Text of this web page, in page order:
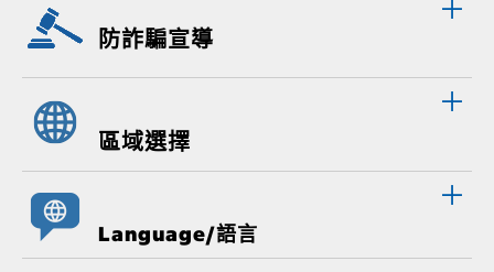
防詐騙宣導
區域選擇
Language/語言